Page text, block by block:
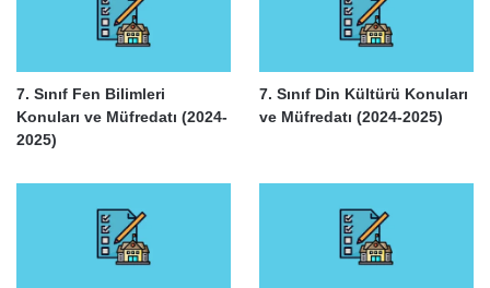
7. Sınıf Fen Bilimleri
Konuları ve Müfredatı (2024-
2025)
7. Sınıf Din Kültürü Konuları
ve Müfredatı (2024-2025)